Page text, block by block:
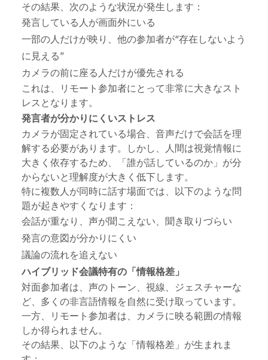
その結果、次のような状況が発生します：
発言している人が画面外にいる
一部の人だけが映り、他の参加者が“存在しないよう
に見える”
カメラの前に座る人だけが優先される
これは、リモート参加者にとって非常に大きなスト
レスとなります。
発言者が分かりにくいストレス
カメラが固定されている場合、音声だけで会話を理
解する必要があります。しかし、人間は視覚情報に
大きく依存するため、「誰が話しているのか」が分
からないと理解度が大きく低下します。
特に複数人が同時に話す場面では、以下のような問
題が起きやすくなります：
会話が重なり、 声が聞こえない、聞き取りづらい
発言の意図が分かりにくい
議論の流れを追えない
ハイブリッド会議特有の「情報格差」
対面参加者は、声のトーン、視線、ジェスチャーな
ど、多くの非言語情報を自然に受け取っています。
一方、リモート参加者は、カメラに映る範囲の情報
しか得られません。
その結果、以下のような「情報格差」が生まれま